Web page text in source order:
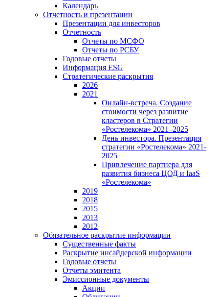
Календарь
Отчетность и презентации
Презентации для инвесторов
Отчетность
Отчеты по МСФО
Отчеты по РСБУ
Годовые отчеты
Информация ESG
Стратегические раскрытия
2026
2021
Онлайн-встреча. Создание
стоимости через развитие
кластеров в Стратегии
«Ростелекома» 2021–2025
День инвестора. Презентация
стратегии «Ростелекома» 2021-
2025
Привлечение партнера для
развития бизнеса ЦОД и IaaS
«Ростелекома»
2019
2018
2015
2013
2012
Обязательное раскрытие информации
Существенные факты
Раскрытие инсайдерской информации
Годовые отчеты
Отчеты эмитента
Эмиссионные документы
Акции